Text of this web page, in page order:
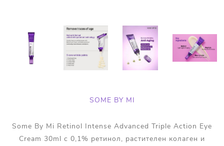
SOME BY MI
Some By Mi Retinol Intense Advanced Triple Action Eye
Cream 30ml с 0,1% ретинол, растителен колаген и